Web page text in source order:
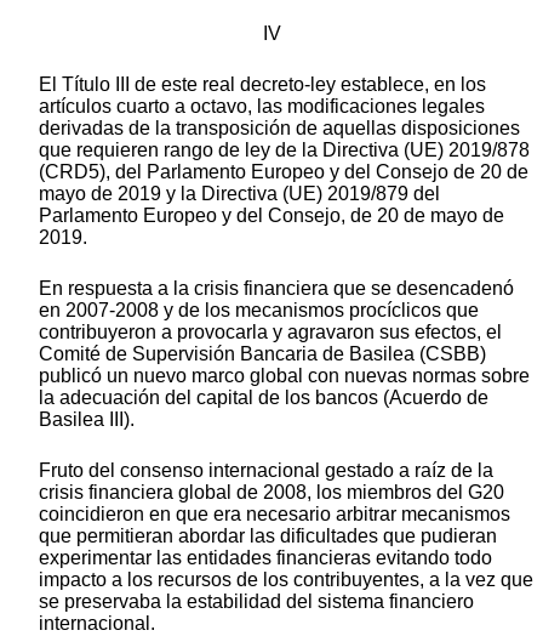
IV
El Título III de este real decreto-ley establece, en los
artículos cuarto a octavo, las modificaciones legales
derivadas de la transposición de aquellas disposiciones
que requieren rango de ley de la Directiva (UE) 2019/878
(CRD5), del Parlamento Europeo y del Consejo de 20 de
mayo de 2019 y la Directiva (UE) 2019/879 del
Parlamento Europeo y del Consejo, de 20 de mayo de
2019.
En respuesta a la crisis financiera que se desencadenó
en 2007-2008 y de los mecanismos procíclicos que
contribuyeron a provocarla y agravaron sus efectos, el
Comité de Supervisión Bancaria de Basilea (CSBB)
publicó un nuevo marco global con nuevas normas sobre
la adecuación del capital de los bancos (Acuerdo de
Basilea III).
Fruto del consenso internacional gestado a raíz de la
crisis financiera global de 2008, los miembros del G20
coincidieron en que era necesario arbitrar mecanismos
que permitieran abordar las dificultades que pudieran
experimentar las entidades financieras evitando todo
impacto a los recursos de los contribuyentes, a la vez que
se preservaba la estabilidad del sistema financiero
internacional.